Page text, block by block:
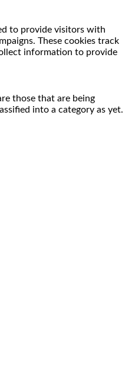
to provide visitors with
These cookies track
information to provide
those that are being
into a category as yet.